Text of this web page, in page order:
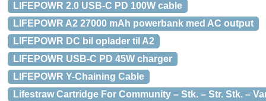
LIFEPOWR 2.0 USB-C PD 100W cable
LIFEPOWR A2 27000 mAh powerbank med AC output
LIFEPOWR DC bil oplader til A2
LIFEPOWR USB-C PD 45W charger
LIFEPOWR Y-Chaining Cable
Lifestraw Cartridge For Community – Stk. – Str. Stk. –